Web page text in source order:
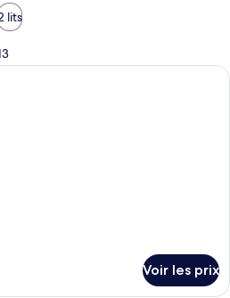
lits
Une chambre d’hôtel avec un
Voir les prix